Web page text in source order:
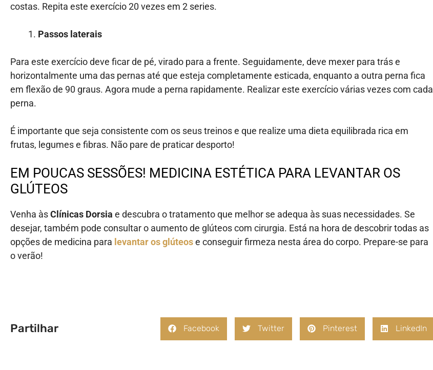
costas. Repita este exercício 20 vezes em 2 series.
Passos laterais
Para este exercício deve ficar de pé, virado para a frente. Seguidamente, deve mexer para trás e
horizontalmente uma das pernas até que esteja completamente esticada, enquanto a outra perna fica
em flexão de 90 graus. Agora mude a perna rapidamente. Realizar este exercício várias vezes com cada
perna.
É importante que seja consistente com os seus treinos e que realize uma dieta equilibrada rica em
frutas, legumes e fibras. Não pare de praticar desporto!
EM POUCAS SESSÕES! MEDICINA ESTÉTICA PARA LEVANTAR OS
GLÚTEOS
Venha àsClínicas Dorsia e descubra o tratamento que melhor se adequa às suas necessidades. Se
desejar, também pode consultar o aumento de glúteos com cirurgia. Está na hora de descobrir todas as
opções de medicina para levantar os glúteose conseguir firmeza nesta área do corpo. Prepare-se para
o verão!
Partilhar Facebook Twitter Pinterest LinkedIn